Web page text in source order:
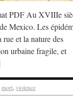
PDF Au XVIIIe
Mexico. Les
et la nature des
urbaine fragile, et
mort, violence